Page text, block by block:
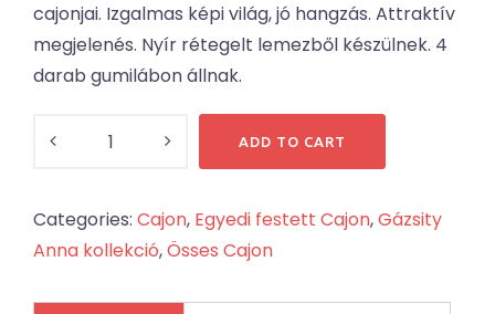
cajonjai. Izgalmas képi világ, jó hangzás. Attraktív
megjelenés. Nyír rétegelt lemezből készülnek. 4
darab gumilábon állnak.
ADD TO CART
Categories: Cajon, Egyedi festett Cajon,Gázsity
Anna kollekció,Össes Cajon